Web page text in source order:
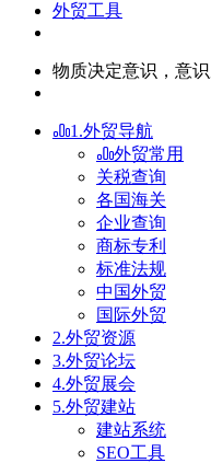
外贸工具
物质决定意识，意
1.外贸导航
外贸常用
关税查询
各国海关
企业查询
商标专利
标准法规
中国外贸
国际外贸
2.外贸资源
3.外贸论坛
4.外贸展会
5.外贸建站
建站系统
SEO工具